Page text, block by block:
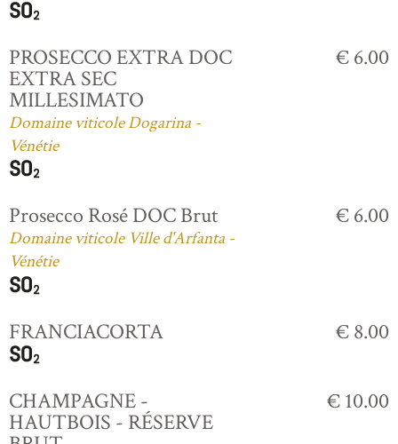
PROSECCO EXTRA DOC
EXTRA SEC
MILLESIMATO
Domaine viticole Dogarina -
Vénétie
€ 6.00
Prosecco Rosé DOC Brut
Domaine viticole Ville d'Arfanta -
Vénétie
€ 6.00
FRANCIACORTA € 8.00
CHAMPAGNE -
HAUTBOIS - RÉSERVE
€ 10.00